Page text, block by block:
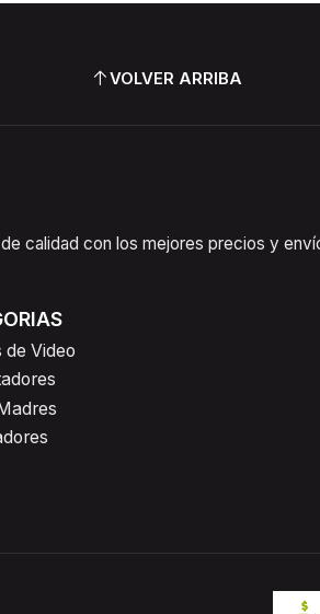
VOLVER ARRIBA
calidad con los mejores precios y
de Video